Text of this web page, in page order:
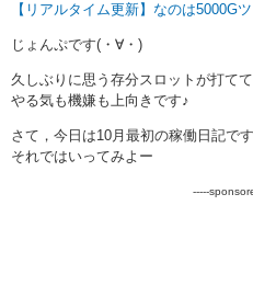
【リアルタイム更新】なのは5000G
じょんぷです(・∀・)
久しぶりに思う存分スロットが打てて
やる気も機嫌も上向きです♪
さて，今日は10月最初の稼働日記です
それではいってみよー
-----